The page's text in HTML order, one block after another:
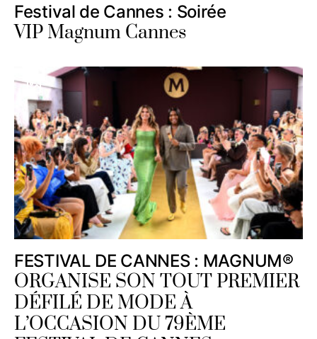
Festival de Cannes : Soirée
VIP Magnum Cannes
FESTIVAL DE CANNES : MAGNUM®
ORGANISE SON TOUT PREMIER
DÉFILÉ DE MODE À
L’OCCASION DU 79ÈME